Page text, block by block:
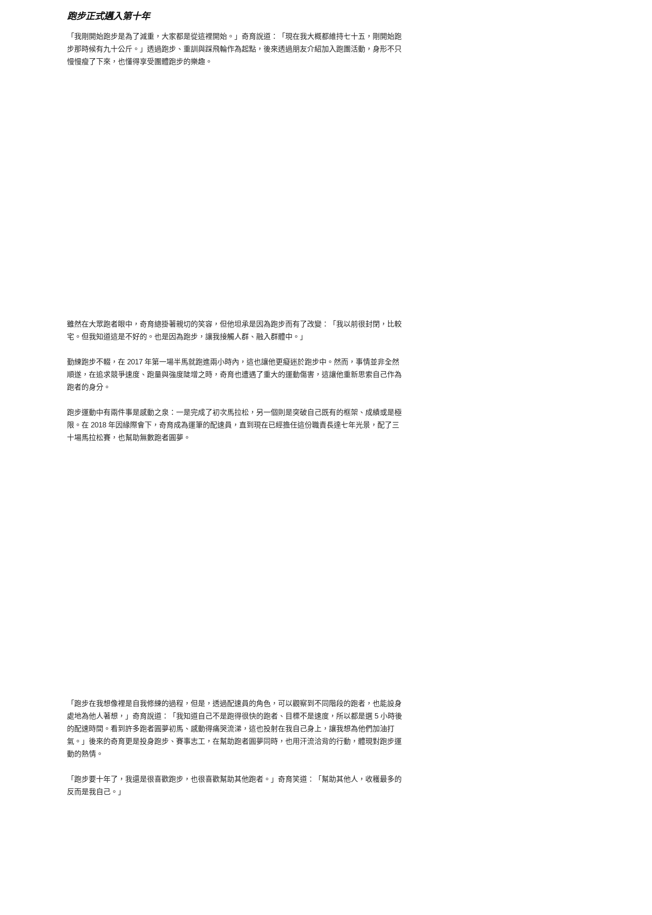
跑步正式邁入第十年
「我剛開始跑步是為了減重，大家都是從這裡開始。」奇育說道：「現在我大概都維持七十五，剛開始跑
步那時候有九十公斤。」透過跑步、重訓與踩飛輪作為起點，後來透過朋友介紹加入跑團活動，身形不只
慢慢瘦了下來，也懂得享受團體跑步的樂趣。
雖然在大眾跑者眼中，奇育總掛著親切的笑容，但他坦承是因為跑步而有了改變：「我以前很封閉，比較
宅。但我知道這是不好的。也是因為跑步，讓我接觸人群、融入群體中。」
勤練跑步不輟，在 2017 年第一場半馬就跑進兩小時內，這也讓他更癡迷於跑步中。然而，事情並非全然
順遂，在追求競爭速度、跑量與強度陡增之時，奇育也遭遇了重大的運動傷害，這讓他重新思索自己作為
跑者的身分。
跑步運動中有兩件事是感動之泉：一是完成了初次馬拉松，另一個則是突破自己既有的框架、成績或是極
限。在 2018 年因緣際會下，奇育成為運筆的配速員，直到現在已經擔任這份職責長達七年光景，配了三
十場馬拉松賽，也幫助無數跑者圓夢。
「跑步在我想像裡是自我修練的過程，但是，透過配速員的角色，可以觀察到不同階段的跑者，也能設身
處地為他人著想，」奇育說道：「我知道自己不是跑得很快的跑者、目標不是速度，所以都是選 5 小時後
的配速時間。看到許多跑者圓夢初馬、感動得痛哭流涕，這也投射在我自己身上，讓我想為他們加油打
氣。」後來的奇育更是投身跑步、賽事志工，在幫助跑者圓夢同時，也用汗流洽背的行動，體現對跑步運
動的熱情。
「跑步要十年了，我還是很喜歡跑步，也很喜歡幫助其他跑者。」奇育笑道：「幫助其他人，收穫最多的
反而是我自己。」